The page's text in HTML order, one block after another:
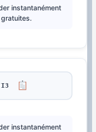
instantanément
instantanément